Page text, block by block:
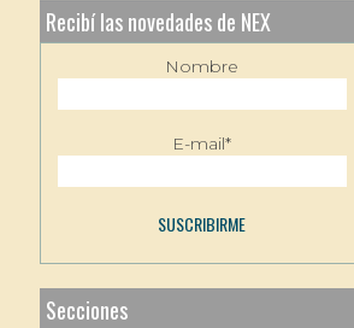
Recibí las novedades de NEX
Nombre
E-mail*
Secciones